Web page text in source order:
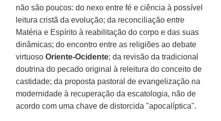
não são poucos: do nexo entre fé e ciência à possível
leitura cristã da evolução; da reconciliação entre
Matéria e Espírito à reabilitação do corpo e das suas
dinâmicas; do encontro entre as religiões ao debate
virtuosoOriente-Ocidente; da revisão da tradicional
doutrina do pecado original à releitura do conceito de
castidade; da proposta pastoral de evangelização na
modernidade à recuperação da escatologia, não de
acordo com uma chave de distorcida "apocalíptica".